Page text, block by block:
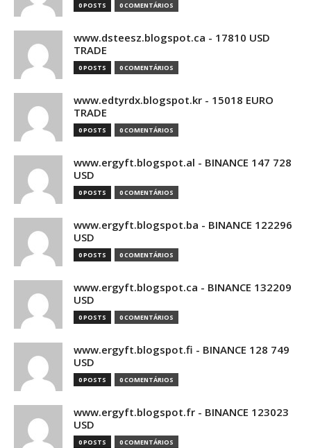
0 POSTS 0 COMENTÁRIOS
www.dsteesz.blogspot.ca - 17810 USD
TRADE
0 POSTS 0 COMENTÁRIOS
www.edtyrdx.blogspot.kr - 15018 EURO
TRADE
0 POSTS 0 COMENTÁRIOS
www.ergyft.blogspot.al - BINANCE 147 728
USD
0 POSTS 0 COMENTÁRIOS
www.ergyft.blogspot.ba - BINANCE 122296
USD
0 POSTS 0 COMENTÁRIOS
www.ergyft.blogspot.ca - BINANCE 132209
USD
0 POSTS 0 COMENTÁRIOS
www.ergyft.blogspot.fi - BINANCE 128 749
USD
0 POSTS 0 COMENTÁRIOS
www.ergyft.blogspot.fr - BINANCE 123023
USD
0 POSTS 0 COMENTÁRIOS